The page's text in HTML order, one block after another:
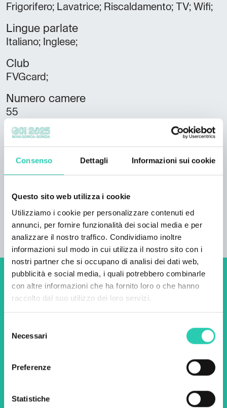
Consenso Dettagli Informazioni sui cookie
Questo sito web utilizza i cookie
Utilizziamo i cookie per personalizzare contenuti ed
annunci, per fornire funzionalità dei social media e per
analizzare il nostro traffico. Condividiamo inoltre
informazioni sul modo in cui utilizza il nostro sito con i
nostri partner che si occupano di analisi dei dati web,
pubblicità e social media, i quali potrebbero combinarle
con altre informazioni che ha fornito loro o che hanno
raccolto dal suo utilizzo dei loro servizi.
delNecessari
Preferenze
Statistiche
Frigorifero; Lavatrice; Riscaldamento; TV; Wifi;
Lingue parlate
Italiano; Inglese;
Club
FVGcard;
Numero camere
55
Numero bagni
50
Unità abitative
50
Non perderti i prossimi
eventi! Iscriviti alla
scoprire tutte le nostre